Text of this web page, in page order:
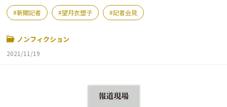
新聞記者 望月衣塑子 記者会見
ノンフィクション
2021/11/19